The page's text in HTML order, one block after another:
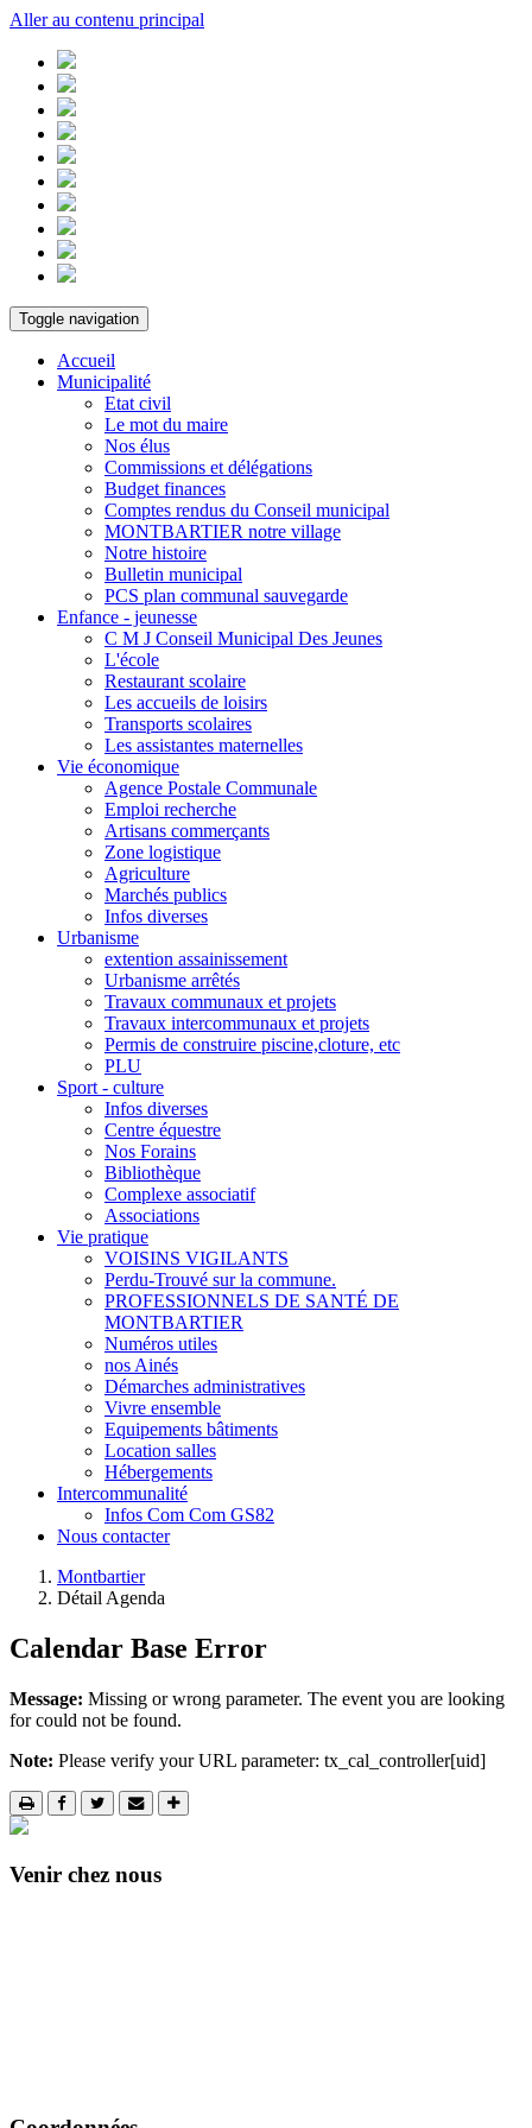
Aller au contenu principal
Toggle navigation
Accueil
Municipalité
Etat civil
Le mot du maire
Nos élus
Commissions et délégations
Budget finances
Comptes rendus du Conseil municipal
MONTBARTIER notre village
Notre histoire
Bulletin municipal
PCS plan communal sauvegarde
Enfance - jeunesse
C M J Conseil Municipal Des Jeunes
L'école
Restaurant scolaire
Les accueils de loisirs
Transports scolaires
Les assistantes maternelles
Vie économique
Agence Postale Communale
Emploi recherche
Artisans commerçants
Zone logistique
Agriculture
Marchés publics
Infos diverses
Urbanisme
extention assainissement
Urbanisme arrêtés
Travaux communaux et projets
Travaux intercommunaux et projets
Permis de construire piscine,cloture, etc
PLU
Sport - culture
Infos diverses
Centre équestre
Nos Forains
Bibliothèque
Complexe associatif
Associations
Vie pratique
VOISINS VIGILANTS
Perdu-Trouvé sur la commune.
PROFESSIONNELS DE SANTÉ DE
MONTBARTIER
Numéros utiles
nos Ainés
Démarches administratives
Vivre ensemble
Equipements bâtiments
Location salles
Hébergements
Intercommunalité
Infos Com Com GS82
Nous contacter
Montbartier
Détail Agenda
Calendar Base Error
Message: Missing or wrong parameter. The event you are looking
for could not be found.
Note: Please verify your URL parameter: tx_cal_controller[uid]
Venir chez nous